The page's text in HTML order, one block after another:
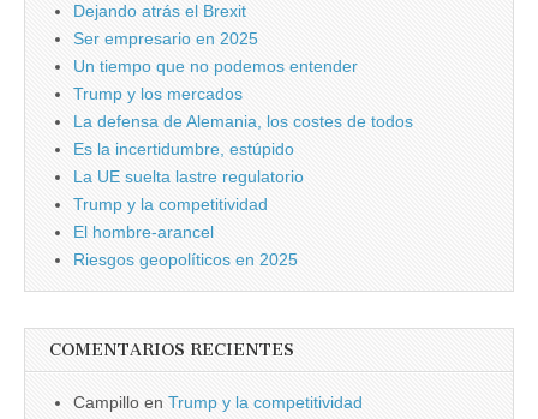
Dejando atrás el Brexit
Ser empresario en 2025
Un tiempo que no podemos entender
Trump y los mercados
La defensa de Alemania, los costes de todos
Es la incertidumbre, estúpido
La UE suelta lastre regulatorio
Trump y la competitividad
El hombre-arancel
Riesgos geopolíticos en 2025
COMENTARIOS RECIENTES
Campillo en Trump y la competitividad